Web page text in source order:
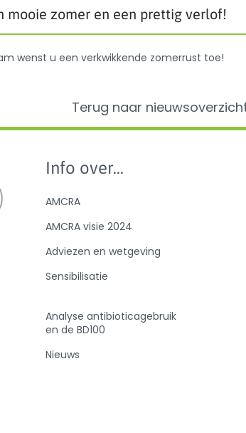
mooie zomer en een prettig verlof!
wenst u een verkwikkende zomerrust toe!
Terug naar
Info over...
AMCRA
AMCRA visie 2024
Adviezen en wetgeving
Sensibilisatie
Analyse antibioticagebruik
en de BD100
Nieuws